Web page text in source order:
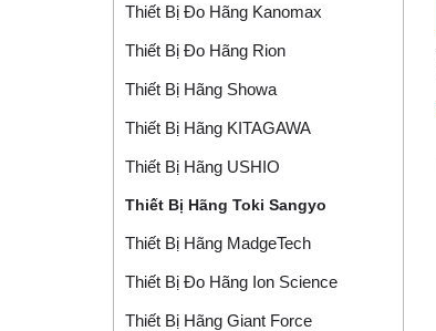
Thiết Bị Đo Hãng Kanomax
Thiết Bị Đo Hãng Rion
Thiết Bị Hãng Showa
Thiết Bị Hãng KITAGAWA
Thiết Bị Hãng USHIO
Thiết Bị Hãng Toki Sangyo
Thiết Bị Hãng MadgeTech
Thiết Bị Đo Hãng Ion Science
Thiết Bị Hãng Giant Force